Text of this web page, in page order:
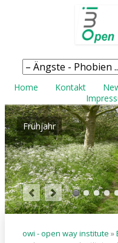
Navigation
überspringen
Navigation
Home Kontakt
Frühjahr
owi - open way institute »